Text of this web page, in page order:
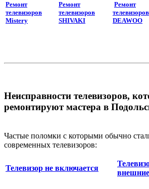
Ремонт
телевизоров
Mistery
Ремонт
телевизоров
SHIVAKI
Ремонт
телевизоров
DEAWOO
Неисправности телевизоров,
ремонтируют мастера в
Частые поломки с которыми обычно
современных телевизоров:
Телевизор не включается